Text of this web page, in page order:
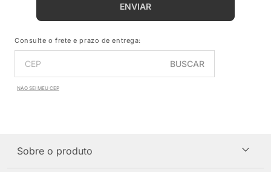
ENVIAR
Consulte o frete e prazo de entrega:
BUSCAR
NÃO SEI MEU CEP
Sobre o produto